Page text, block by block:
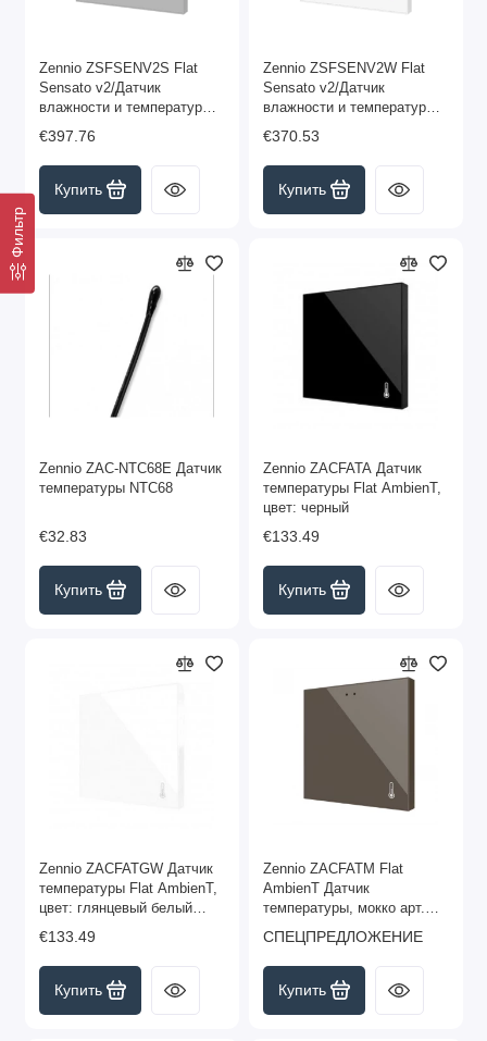
Фильтр
Zennio ZSFSENV2S Flat
Sensato v2/Датчик
влажности и температуры
KNX для скрытого
монтажа, цвет серебряный
арт. ZSFSENV2S
€397.76
Купить
Zennio ZSFSENV2W Flat
Sensato v2/Датчик
влажности и температуры
KNX для скрытого
монтажа, цвет белый арт.
ZSFSENV2W
€370.53
Купить
Zennio ZAC-NTC68E Датчик
температуры NTC68
€32.83
Купить
Zennio ZACFATA Датчик
температуры Flat AmbienT,
цвет: черный
€133.49
Купить
Zennio ZACFATGW Датчик
температуры Flat AmbienT,
цвет: глянцевый белый
(снято с производства)
€133.49
Купить
Zennio ZACFATM Flat
AmbienT Датчик
температуры, мокко арт.
ZACFATM
СПЕЦПРЕДЛОЖЕНИЕ
Купить